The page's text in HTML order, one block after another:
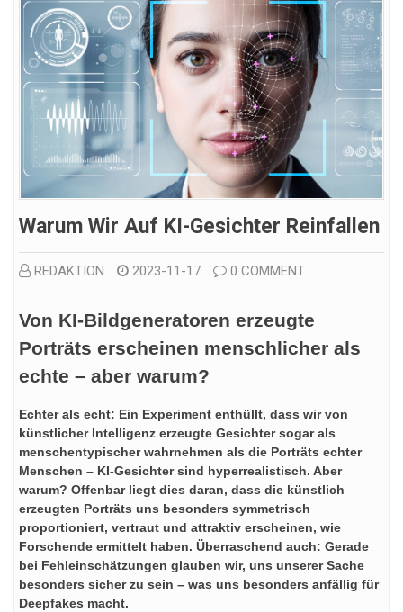
Warum Wir Auf KI-Gesichter Reinfallen
REDAKTION 2023-11-17 0 COMMENT
Von KI-Bildgeneratoren erzeugte
Porträts erscheinen menschlicher als
echte – aber warum?
Echter als echt: Ein Experiment enthüllt, dass wir von
künstlicher Intelligenz erzeugte Gesichter sogar als
menschentypischer wahrnehmen als die Porträts echter
Menschen – KI-Gesichter sind hyperrealistisch. Aber
warum? Offenbar liegt dies daran, dass die künstlich
erzeugten Porträts uns besonders symmetrisch
proportioniert, vertraut und attraktiv erscheinen, wie
Forschende ermittelt haben. Überraschend auch: Gerade
bei Fehleinschätzungen glauben wir, uns unserer Sache
besonders sicher zu sein – was uns besonders anfällig für
Deepfakes macht.